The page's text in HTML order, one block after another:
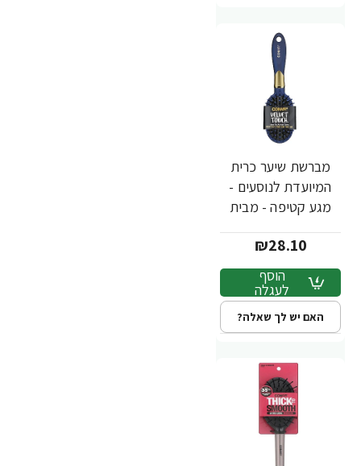
מברשת שיער כרית
המיועדת לנוסעים -
מגע קטיפה - מבית
₪28.10
הוסף
לעגלה
האם יש לך שאלה?